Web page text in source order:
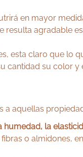
en mayor
resulta agradable
esta claro que lo
cantidad su color y
a aquellas
la
o almidones,